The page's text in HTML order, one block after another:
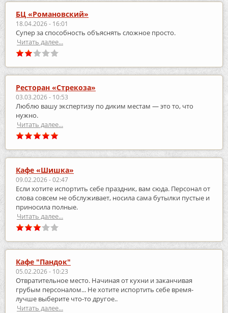
БЦ «Романовский»
18.04.2026 - 16:01
Супер за способность объяснять сложное просто.
Читать далее...
Ресторан «Стрекоза»
03.03.2026 - 10:53
Люблю вашу экспертизу по диким местам — это то, что
нужно.
Читать далее...
Кафе «Шишка»
09.02.2026 - 02:47
Если хотите испортить себе праздник, вам сюда. Персонал от
слова совсем не обслуживает, носила сама бутылки пустые и
приносила полные.
Читать далее...
Кафе "Пандок"
05.02.2026 - 10:23
Отвратительное место. Начиная от кухни и заканчивая
грубым персоналом... Не хотите испортить себе время-
лучше выберите что-то другое..
Читать далее...